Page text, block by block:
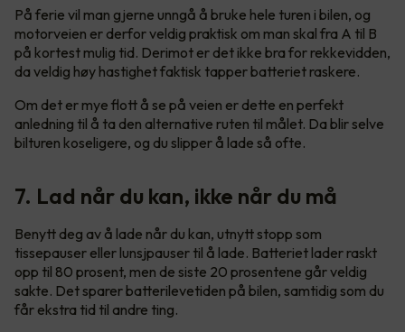
På ferie vil man gjerne unngå å bruke hele turen i bilen, og
motorveien er derfor veldig praktisk om man skal fra A til B
på kortest mulig tid. Derimot er det ikke bra for rekkevidden,
da veldig høy hastighet faktisk tapper batteriet raskere.
Om det er mye flott å se på veien er dette en perfekt
anledning til å ta den alternative ruten til målet. Da blir selve
bilturen koseligere, og du slipper å lade så ofte.
7. Lad når du kan, ikke når du må
Benytt deg av å lade når du kan, utnytt stopp som
tissepauser eller lunsjpauser til å lade. Batteriet lader raskt
opp til 80 prosent, men de siste 20 prosentene går veldig
sakte. Det sparer batterilevetiden på bilen, samtidig som du
får ekstra tid til andre ting.